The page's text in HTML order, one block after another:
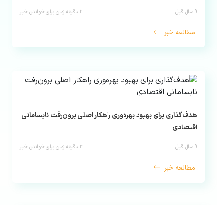
۹ سال قبل ۲ دقیقه زمان برای خواندن خبر
مطالعه خبر
هدف‌گذاری برای بهبود بهره‌‏وری راهکار اصلی برون‏‌رفت نابسامانی
اقتصادی
۹ سال قبل ۳ دقیقه زمان برای خواندن خبر
مطالعه خبر